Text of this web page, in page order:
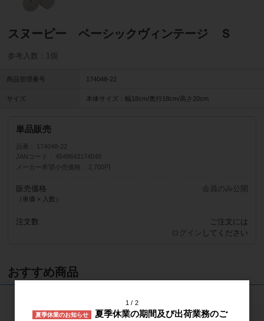
スヌーピー ベーシックヴィンテージ Ｓ
参考入数：1個
商品管理番号 174048-22
サイズ 本体サイズ：幅18cm/奥行18cm/高さ20cm
単品販売
品番
174048-22
JANコード
4548643174048
メーカー希望小売価格
2,700円
販売価格
（単価 × 入数）
会員のみ公開
注文数
ご注文には
ログイン してください
おすすめ商品
1 2
夏季休業のお知らせ
夏季休業の期間及び出荷業務のご